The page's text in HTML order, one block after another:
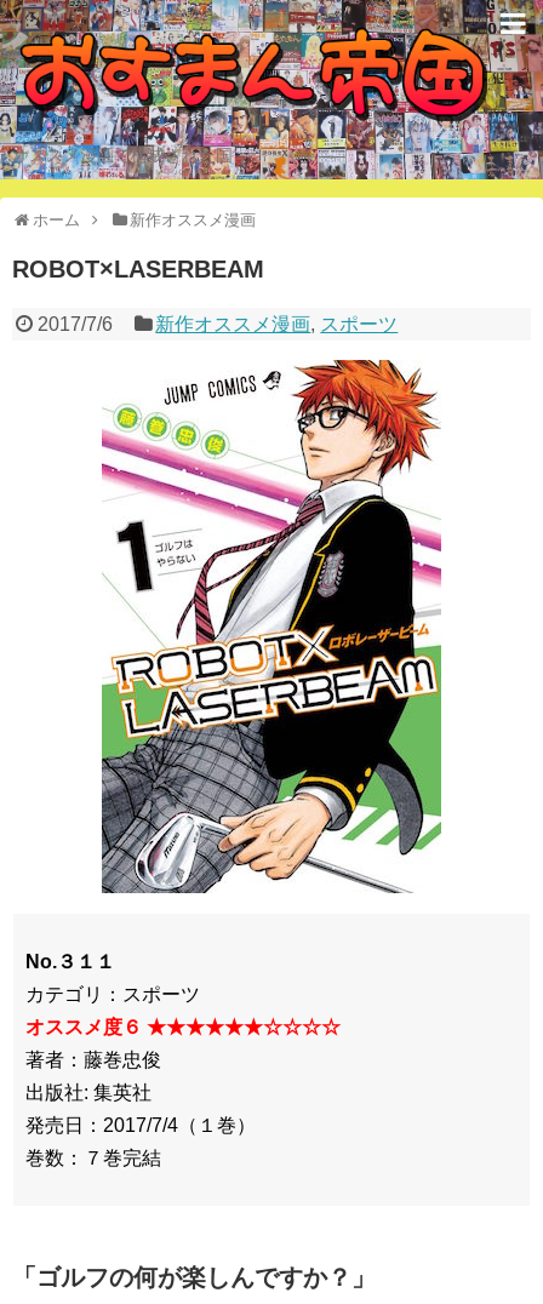
オススメ漫画で構成された国
ホーム 新作オススメ漫画
ROBOT×LASERBEAM
2017/7/6 新作オススメ漫画, スポーツ
No.３１１
カテゴリ：スポーツ
オススメ度６ ★★★★★★☆☆☆☆
著者：藤巻忠俊
出版社: 集英社
発売日：2017/7/4（１巻）
巻数：７巻完結
「ゴルフの何が楽しんですか？」